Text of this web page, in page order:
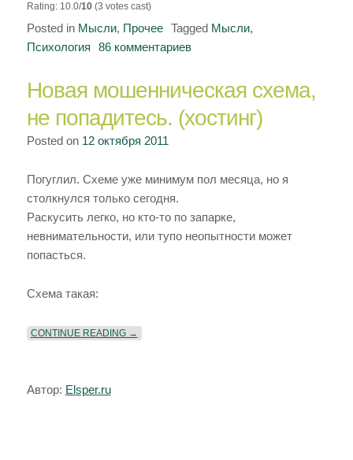
Rating: 10.0/10(3 votes cast)
Posted in Мысли, Прочее Tagged Мысли,
Психология
86 комментариевк
Как
«промывание
навязывание
глубокое
манипулирование
Новая мошенническая схема,
не попадитесь. (хостинг)
Posted on 12 октября 2011
Погуглил. Схеме уже минимум пол месяца, но я
столкнулся только сегодня.
Раскусить легко, но кто-то по запарке,
невнимательности, или тупо неопытности может
попасться.
Схема такая:
CONTINUE READING «НОВАЯ МОШЕННИЧЕСКАЯ СХЕМА, НЕ
→
Автор: Elsper.ru